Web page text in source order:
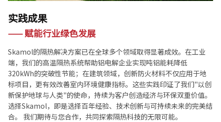
实践成果
—— 赋能行业绿色发展
Skamol的隔热解决方案已在全球多个领域取得显著成效。在工业
端，我们的高温隔热系统帮助铝电解企业实现吨铝能耗降低
320kWh的突破性节能；在建筑领域，创新防火材料不仅应用于地
标项目，更有效改善室内环境健康指标。这些实践印证了我们"以创
新保护地球与人类"的使命，持续为客户创造经济与环保双重价值。
选择Skamol，即是选择百年经验、技术创新与可持续未来的完美结
合。 我们期待与您合作，共同探索隔热科技的无限可能。